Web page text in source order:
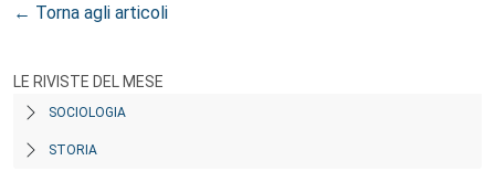
← Torna agli articoli
LE RIVISTE DEL MESE
SOCIOLOGIA
STORIA